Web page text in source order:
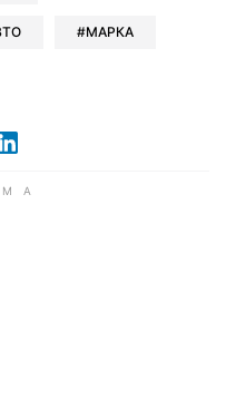
МАРКА
Facebook
в X в Google news
в Viber
Читайте в LinkedIn